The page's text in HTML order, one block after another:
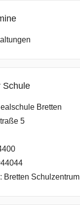
Schule
Bretten
5
Bretten Schulzentrum